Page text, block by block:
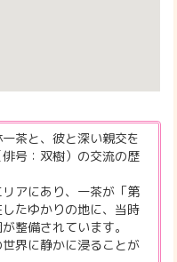
茶と、彼と深い親交を
号：双樹）の交流の歴
アにあり、一茶が「第
たゆかりの地に、当時
整備されています。
界に静かに浸ることが